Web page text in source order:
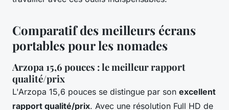
Comparatif des meilleurs écrans
portables pour les nomades
Arzopa 15,6 pouces : le meilleur rapport
qualité/prix
L'Arzopa 15,6 pouces se distingue par son excellent
rapport qualité/prix. Avec une résolution Full HD de